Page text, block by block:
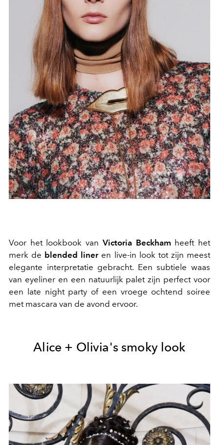
Voor het lookbook van Victoria Beckham heeft het
merk de blended liner en live-in look tot zijn meest
elegante interpretatie gebracht. Een subtiele waas
van eyeliner en een natuurlijk palet zijn perfect voor
een late night party of een vroege ochtend soiree
met mascara van de avond ervoor.
Alice + Olivia's smoky look